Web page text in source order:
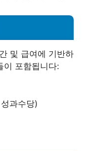
및 급여에 기반하
이 포함됩니다:
과수당)